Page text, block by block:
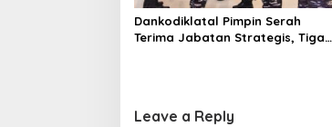
Dankodiklatal Pimpin Serah
Terima Jabatan Strategis, Tiga
Leave a Reply